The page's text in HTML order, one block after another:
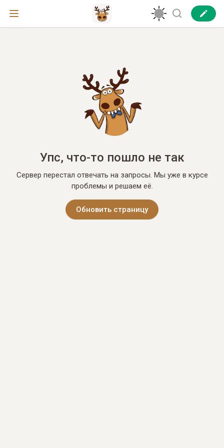
Упс, что-то пошло не так
Сервер перестал отвечать на запросы. Мы уже в курсе
проблемы и решаем её.
Обновить страницу